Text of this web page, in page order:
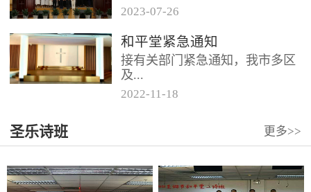
联合诗班在叶海莲牧师的带领
下，先后到访基督教和平堂、深
圳堂。 上午和平堂教...
2023-07-26
和平堂紧急通知
接有关部门紧急通知，我市多区
及...
况比较复杂。基督教和平堂自11
月19日起，执行实施“双暂停”
2022-11 -18
圣乐诗班 更多>>